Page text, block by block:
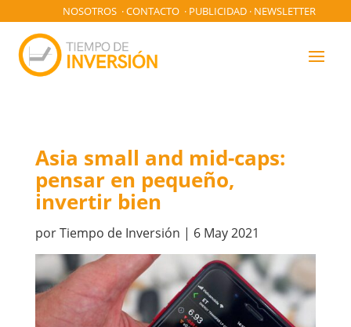
NOSOTROS ·CONTACTO · PUBLICIDAD · NEWSLETTER
Asia small and mid-caps:
pensar en pequeño,
invertir bien
porTiempo de Inversión | 6 May 2021